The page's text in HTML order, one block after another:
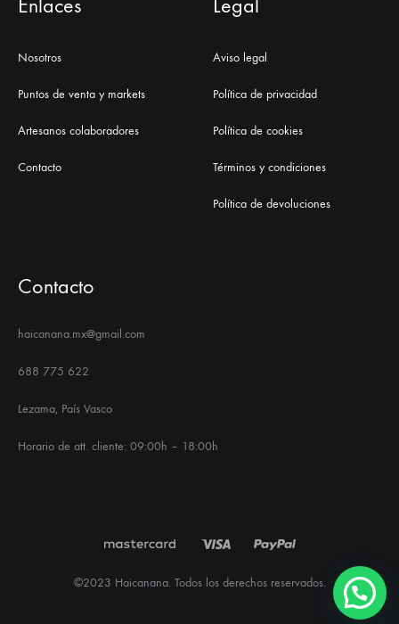
Enlaces
Nosotros
Puntos de venta y markets
Artesanos colaboradores
Contacto
Legal
Aviso legal
Política de privacidad
Política de cookies
Términos y condiciones
Política de devoluciones
Contacto
haicanana.mx@gmail.com
688 775 622
Lezama, País Vasco
Horario de att. cliente: 09:00h – 18:00h
©2023 Haicanana. Todos los derechos reservados.